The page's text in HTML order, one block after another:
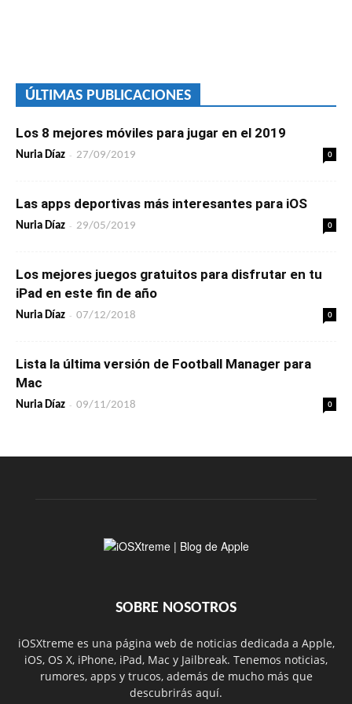
ÚLTIMAS PUBLICACIONES
Los 8 mejores móviles para jugar en el 2019
Nuria Díaz - 27/09/2019 0
Las apps deportivas más interesantes para iOS
Nuria Díaz - 29/05/2019 0
Los mejores juegos gratuitos para disfrutar en tu
iPad en este fin de año
Nuria Díaz - 07/12/2018 0
Lista la última versión de Football Manager para
Mac
Nuria Díaz - 09/11/2018 0
SOBRE NOSOTROS
iOSXtreme es una página web de noticias dedicada a Apple,
iOS, OS X, iPhone, iPad, Mac y Jailbreak. Tenemos noticias,
rumores, apps y trucos, además de mucho más que
descubrirás aquí.